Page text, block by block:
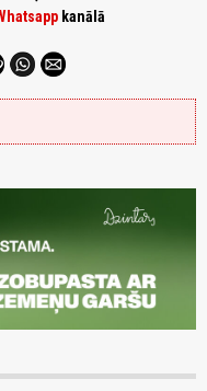
kanālā